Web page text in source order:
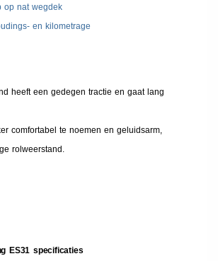
op nat wegdek
en kilometrage
heeft een gedegen tractie en gaat lang
comfortabel te noemen en geluidsarm,
rolweerstand.
ES31 specificaties